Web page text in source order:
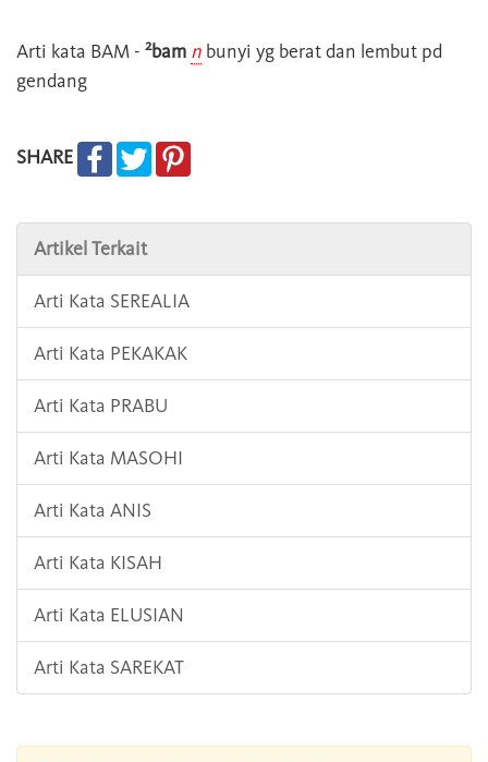
Arti kata BAM - 2bam n bunyi yg berat dan lembut pd
gendang
SHARE
Artikel Terkait
Arti Kata SEREALIA
Arti Kata PEKAKAK
Arti Kata PRABU
Arti Kata MASOHI
Arti Kata ANIS
Arti Kata KISAH
Arti Kata ELUSIAN
Arti Kata SAREKAT